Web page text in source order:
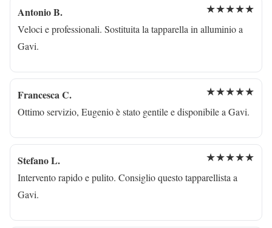
Antonio B. ★★★★★
Veloci e professionali. Sostituita la tapparella in alluminio a
Gavi.
Francesca C. ★★★★★
Ottimo servizio, Eugenio è stato gentile e disponibile a Gavi.
Stefano L. ★★★★★
Intervento rapido e pulito. Consiglio questo tapparellista a
Gavi.